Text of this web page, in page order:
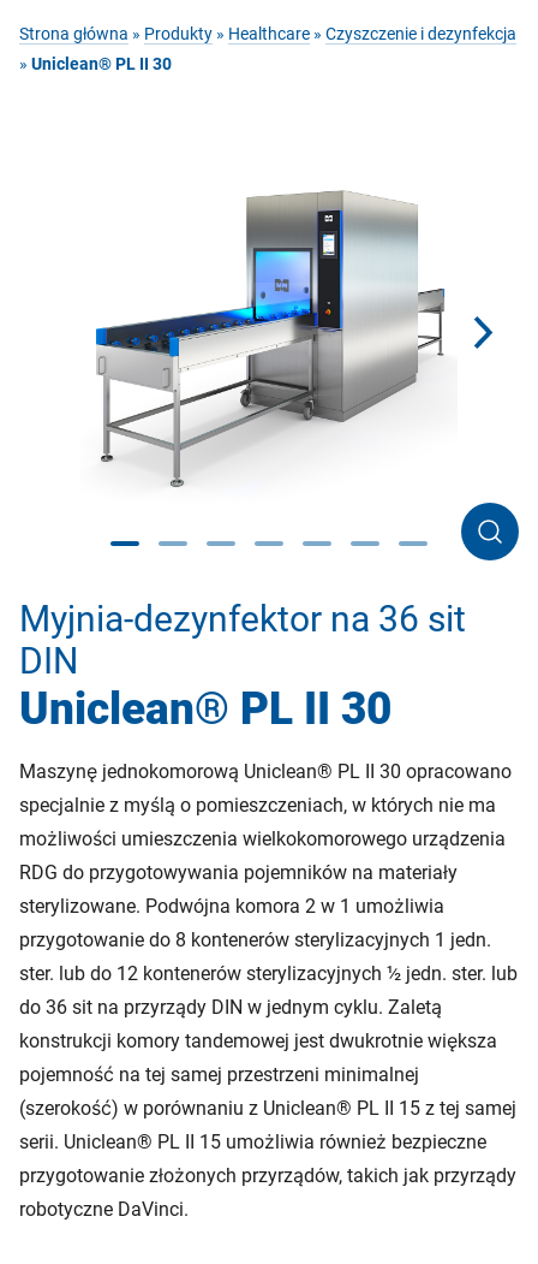
Strona główna » Produkty » Healthcare » Czyszczenie i dezynfekcja
» Uniclean® PL II 30
Myjnia-dezynfektor na 36 sit
DIN
Uniclean® PL II 30
Maszynę jednokomorową Uniclean® PL II 30 opracowano
specjalnie z myślą o pomieszczeniach, w których nie ma
możliwości umieszczenia wielkokomorowego urządzenia
RDG do przygotowywania pojemników na materiały
sterylizowane. Podwójna komora 2 w 1 umożliwia
przygotowanie do 8 kontenerów sterylizacyjnych 1 jedn.
ster. lub do 12 kontenerów sterylizacyjnych ½ jedn. ster. lub
do 36 sit na przyrządy DIN w jednym cyklu. Zaletą
konstrukcji komory tandemowej jest dwukrotnie większa
pojemność na tej samej przestrzeni minimalnej
(szerokość) w porównaniu z Uniclean® PL II 15 z tej samej
serii. Uniclean® PL II 15 umożliwia również bezpieczne
przygotowanie złożonych przyrządów, takich jak przyrządy
robotyczne DaVinci.